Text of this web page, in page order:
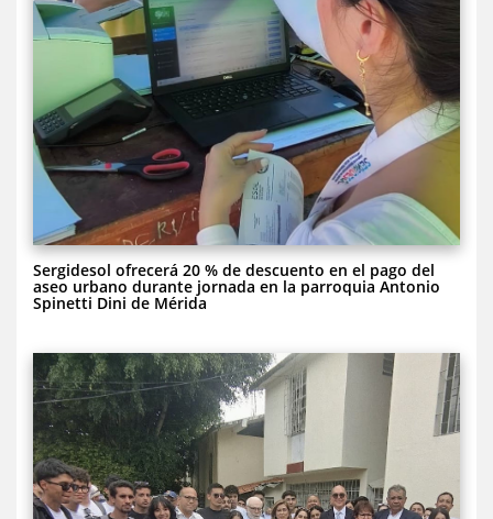
Sergidesol ofrecerá 20 % de descuento en el pago del
aseo urbano durante jornada en la parroquia Antonio
Spinetti Dini de Mérida